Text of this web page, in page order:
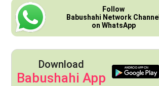
Follow
Babushahi Network Channel
on WhatsApp
Download
Babushahi App